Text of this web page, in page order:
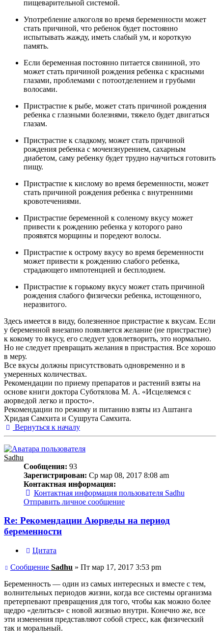
пищеварительной системой.
Употребление алкоголя во время беременности может
стать причиной, что ребенок будет постоянно
испытывать жажду, иметь слабый ум, и короткую
память.
Если беременная постоянно питается свининой, это
может стать причиной рождения ребенка с красными
глазами, проблемами с потоотделением и грубыми
волосами.
Пристрастие к рыбе, может стать причиной рождения
ребенка с глазными болезнями, тяжело будет двигаться
глазам.
Пристрастие к сладкому, может стать причиной
рождения ребенка с мочеизнурением, сахарным
диабетом, саму ребенку будет трудно научиться готовить
пищу.
Пристрастие к кислому во время беременности, может
стать причиной рождения ребенка с внутренними
кровотечениями.
Пристрастие беременной к соленому вкусу может
привести к рождению ребенка у которого рано
проявятся морщины и поредеют волосы.
Пристрастие к острому вкусу во время беременности
может привести к рождению слабого ребенка,
страдающего импотенцией и бесплодием.
Пристрастие к горькому вкусу может стать причиной
рождения слабого физически ребенка, истощенного,
неразвитого.
Здесь имеется в виду, болезненное пристрастие к вкусам. Если
у беременной внезапно появляется желание (не пристрастие)
к кокому то вкусу, его следует удовлетворить, это нормально.
Но не следует превращать желания в пристрастия. Все хорошо
в меру.
Все вкусы должны присутствовать одновременно и в
умеренных количествах.
Рекомендации по приему препаратов и растений взяты на
основе книги доктора Суботялова М. А. «Исцеляемся с
аюрведой легко и просто».
Рекомендации по режиму и питанию взяты из Аштанга
Хридая Самхита и Сушрута Самхита.
Вернуться к началу
Sadhu
Сообщения: 93
Зарегистрирован: Ср мар 08, 2017 8:08 am
Контактная информация:
Контактная информация пользователя Sadhu
Отправить личное сообщение
Re: Рекомендации Аюрведы на период
беременности
Цитата
Сообщение Sadhu » Пт мар 17, 2017 3:53 pm
Беременность — один из самых интересных и вместе с тем,
волнительных периодов жизни, когда все системы организма
претерпевают превращения для того, чтобы как можно более
щедро «делиться» с новой жизнью внутри. Конечно же, все
эти изменения представляют собой стресс, как физический
так и моральный.